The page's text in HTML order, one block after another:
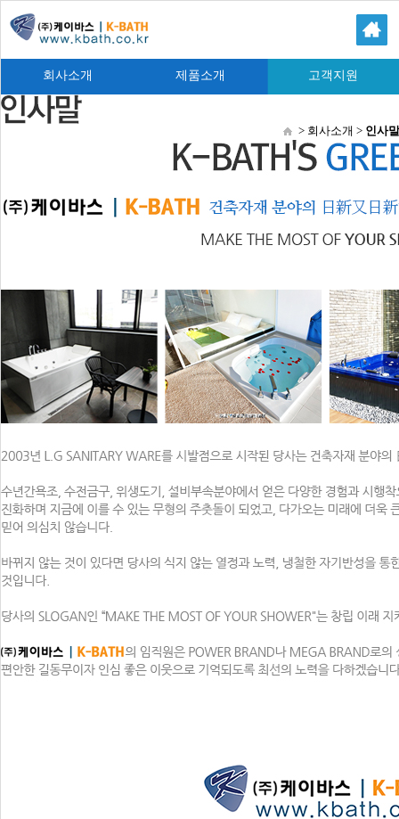
회사소개 제품소개 고객지원
> 회사소개 > 인사말